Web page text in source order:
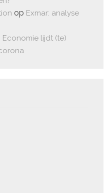
op Exmar: analyse
Economie lijdt (te)